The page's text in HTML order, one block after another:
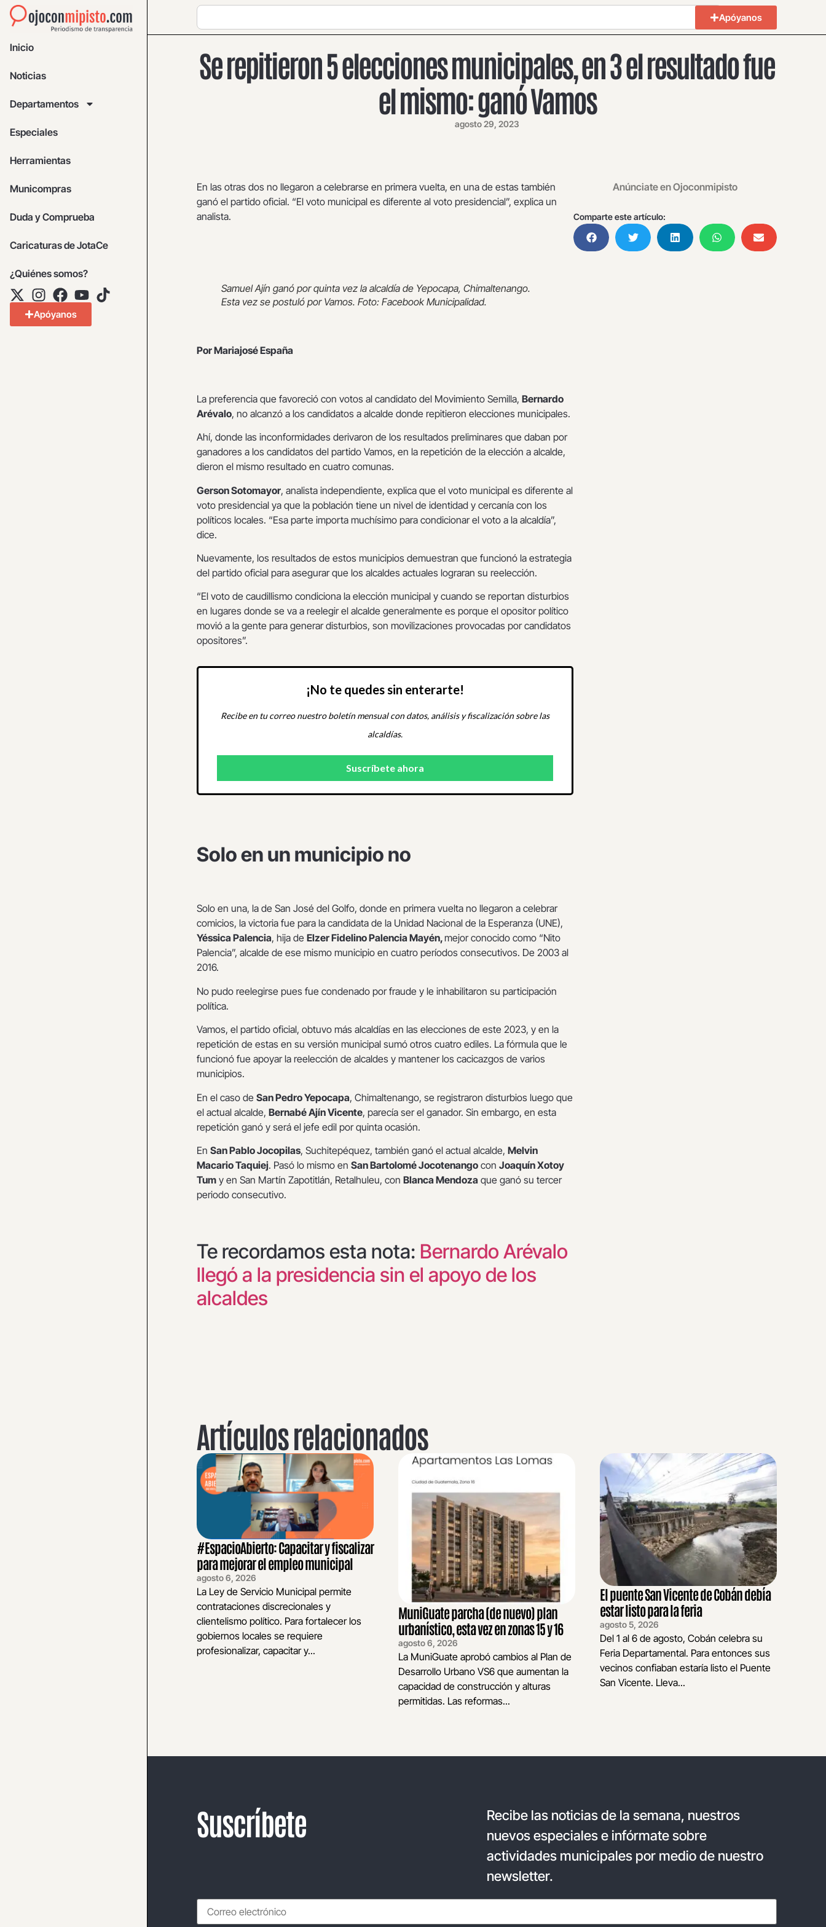
Apóyanos
Inicio
Noticias
Departamentos
Especiales
Herramientas
Municompras
Duda y Comprueba
Caricaturas de JotaCe
¿Quiénes somos?
Apóyanos
Se repitieron 5 elecciones municipales, en 3 el resultado fue
el mismo: ganó Vamos
agosto 29, 2023
En las otras dos no llegaron a celebrarse en primera vuelta, en una de estas también
ganó el partido oficial. “El voto municipal es diferente al voto presidencial”, explica un
analista.
Samuel Ajín ganó por quinta vez la alcaldía de Yepocapa, Chimaltenango.
Esta vez se postuló por Vamos. Foto: Facebook Municipalidad.
Por Mariajosé España
La preferencia que favoreció con votos al candidato del Movimiento Semilla, Bernardo
Arévalo, no alcanzó a los candidatos a alcalde donde repitieron elecciones municipales.
Ahí, donde las inconformidades derivaron de los resultados preliminares que daban por
ganadores a los candidatos del partido Vamos, en la repetición de la elección a alcalde,
dieron el mismo resultado en cuatro comunas.
Gerson Sotomayor, analista independiente, explica que el voto municipal es diferente al
voto presidencial ya que la población tiene un nivel de identidad y cercanía con los
políticos locales. “Esa parte importa muchísimo para condicionar el voto a la alcaldía”,
dice.
Nuevamente, los resultados de estos municipios demuestran que funcionó la estrategia
del partido oficial para asegurar que los alcaldes actuales lograran su reelección.
“El voto de caudillismo condiciona la elección municipal y cuando se reportan disturbios
en lugares donde se va a reelegir el alcalde generalmente es porque el opositor político
movió a la gente para generar disturbios, son movilizaciones provocadas por candidatos
opositores”.
¡No te quedes sin enterarte!
Recibe en tu correo nuestro boletín mensual con datos, análisis y fiscalización sobre las
alcaldías.
Solo en un municipio no
Solo en una, la de San José del Golfo, donde en primera vuelta no llegaron a celebrar
comicios, la victoria fue para la candidata de la Unidad Nacional de la Esperanza (UNE),
Yéssica Palencia, hija de Elzer Fidelino Palencia Mayén,mejor conocido como “Nito
Palencia”, alcalde de ese mismo municipio en cuatro períodos consecutivos. De 2003 al
2016.
No pudo reelegirse pues fue condenado por fraude y le inhabilitaron su participación
política.
Vamos, el partido oficial, obtuvo más alcaldías en las elecciones de este 2023, y en la
repetición de estas en su versión municipal sumó otros cuatro ediles. La fórmula que le
funcionó fue apoyar la reelección de alcaldes y mantener los cacicazgos de varios
municipios.
En el caso de San Pedro Yepocapa, Chimaltenango, se registraron disturbios luego que
el actual alcalde, Bernabé Ajín Vicente, parecía ser el ganador. Sin embargo, en esta
repetición ganó y será el jefe edil por quinta ocasión.
En San Pablo Jocopilas, Suchitepéquez, también ganó el actual alcalde, Melvin
Macario Taquiej. Pasó lo mismo en San Bartolomé Jocotenango con Joaquín Xotoy
Tum y en San Martín Zapotitlán, Retalhuleu, con Blanca Mendoza que ganó su tercer
periodo consecutivo.
Te recordamos esta nota: Bernardo Arévalo
llegó a la presidencia sin el apoyo de los
alcaldes
Anúnciate en Ojoconmipisto
Comparte este artículo:
Artículos relacionados
#EspacioAbierto: Capacitar y fiscalizar
para mejorar el empleo municipal
agosto 6, 2026
La Ley de Servicio Municipal permite
contrataciones discrecionales y
clientelismo político. Para fortalecer los
gobiernos locales se requiere
profesionalizar, capacitar y...
MuniGuate parcha (de nuevo) plan
urbanístico, esta vez en zonas 15 y 16
agosto 6, 2026
La MuniGuate aprobó cambios al Plan de
Desarrollo Urbano VS6 que aumentan la
capacidad de construcción y alturas
permitidas. Las reformas...
El puente San Vicente de Cobán debía
estar listo para la feria
agosto 5, 2026
Del 1 al 6 de agosto, Cobán celebra su
Feria Departamental. Para entonces sus
vecinos confiaban estaría listo el Puente
San Vicente. Lleva...
Suscríbete
Recibe las noticias de la semana, nuestros
nuevos especiales e infórmate sobre
actividades municipales por medio de nuestro
newsletter.